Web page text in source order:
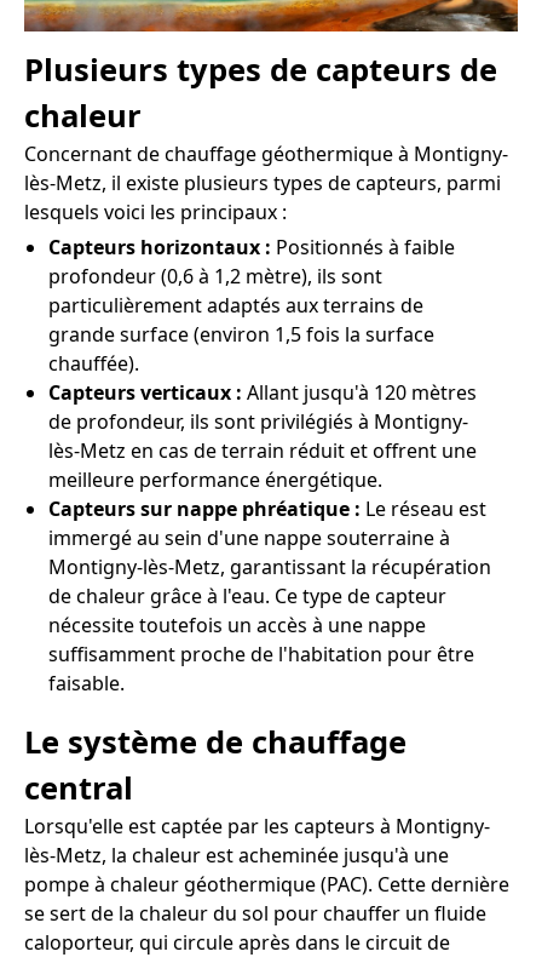
Plusieurs types de capteurs de
chaleur
Concernant de chauffage géothermique à Montigny-
lès-Metz, il existe plusieurs types de capteurs, parmi
lesquels voici les principaux :
Capteurs horizontaux : Positionnés à faible
profondeur (0,6 à 1,2 mètre), ils sont
particulièrement adaptés aux terrains de
grande surface (environ 1,5 fois la surface
chauffée).
Capteurs verticaux : Allant jusqu'à 120 mètres
de profondeur, ils sont privilégiés à Montigny-
lès-Metz en cas de terrain réduit et offrent une
meilleure performance énergétique.
Capteurs sur nappe phréatique : Le réseau est
immergé au sein d'une nappe souterraine à
Montigny-lès-Metz, garantissant la récupération
de chaleur grâce à l'eau. Ce type de capteur
nécessite toutefois un accès à une nappe
suffisamment proche de l'habitation pour être
faisable.
Le système de chauffage
central
Lorsqu'elle est captée par les capteurs à Montigny-
lès-Metz, la chaleur est acheminée jusqu'à une
pompe à chaleur géothermique (PAC). Cette dernière
se sert de la chaleur du sol pour chauffer un fluide
caloporteur, qui circule après dans le circuit de